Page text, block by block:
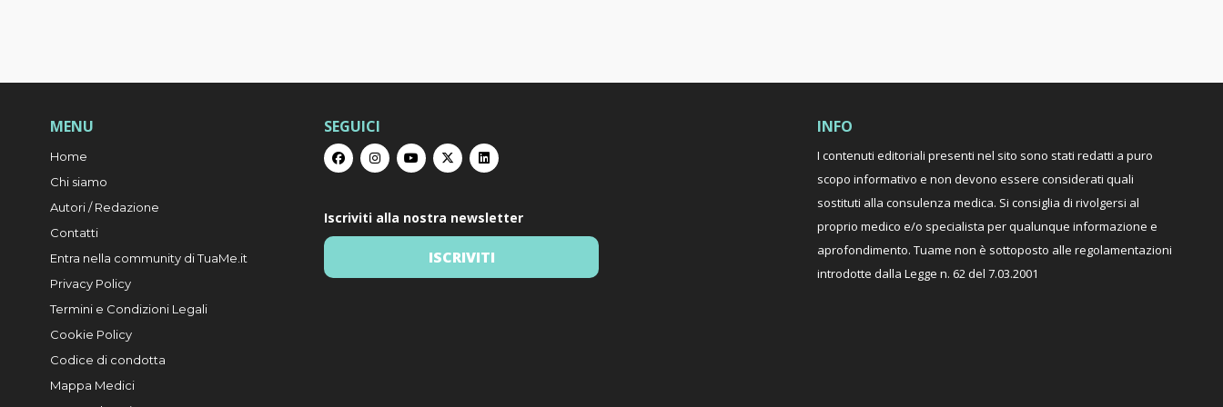
MENU
Home
Chi siamo
Autori / Redazione
Contatti
Entra nella community di TuaMe.it
Privacy Policy
Termini e Condizioni Legali
Cookie Policy
Codice di condotta
Mappa Medici
SEGUICI
Iscriviti alla nostra newsletter
ISCRIVITI
INFO
I contenuti editoriali presenti nel sito sono stati redatti a puro
scopo informativo e non devono essere considerati quali
sostituti alla consulenza medica. Si consiglia di rivolgersi al
proprio medico e/o specialista per qualunque informazione e
aprofondimento. Tuame non è sottoposto alle regolamentazioni
introdotte dalla Legge n. 62 del 7.03.2001